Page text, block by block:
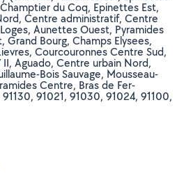
du Coq, Epinettes Est,
Centre administratif, Centre
Aunettes Ouest, Pyramides
Grand Bourg, Champs Elysees,
Courcouronnes Centre Sud,
Aguado, Centre urbain Nord,
Bois Sauvage, Mousseau-
Centre, Bras de Fer-
91021, 91030, 91024, 91100,